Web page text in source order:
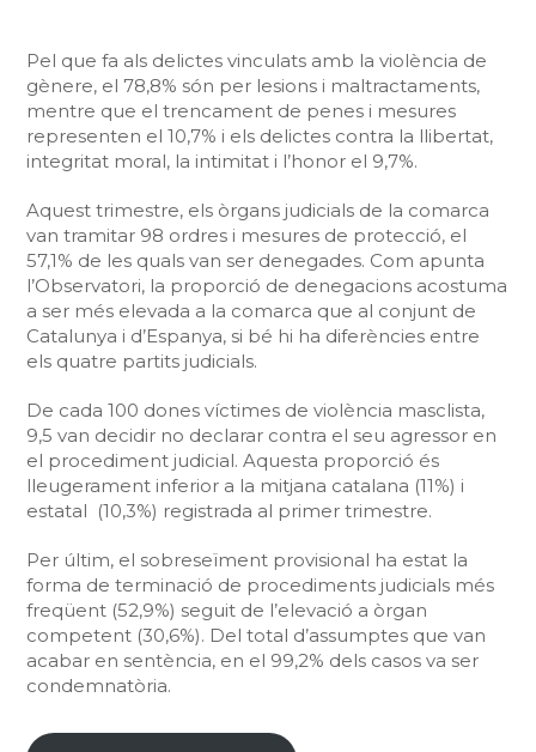
Pel que fa als delictes vinculats amb la violència de
gènere, el 78,8% són per lesions i maltractaments,
mentre que el trencament de penes i mesures
representen el 10,7% i els delictes contra la llibertat,
integritat moral, la intimitat i l’honor el 9,7%.
Aquest trimestre, els òrgans judicials de la comarca
van tramitar 98 ordres i mesures de protecció, el
57,1% de les quals van ser denegades. Com apunta
l’Observatori, la proporció de denegacions acostuma
a ser més elevada a la comarca que al conjunt de
Catalunya i d’Espanya, si bé hi ha diferències entre
els quatre partits judicials.
De cada 100 dones víctimes de violència masclista,
9,5 van decidir no declarar contra el seu agressor en
el procediment judicial. Aquesta proporció és
lleugerament inferior a la mitjana catalana (11%) i
estatal (10,3%) registrada al primer trimestre.
Per últim, el sobreseïment provisional ha estat la
forma de terminació de procediments judicials més
freqüent (52,9%) seguit de l’elevació a òrgan
competent (30,6%). Del total d’assumptes que van
acabar en sentència, en el 99,2% dels casos va ser
condemnatòria.